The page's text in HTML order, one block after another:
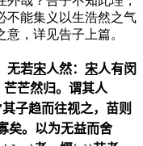
不能集义以生浩然之气
，详见告子上篇。
无若宋人然： 宋人有闵
芒芒然归。谓其人
其子趋而往视之，苗则
矣。以为无益而舍